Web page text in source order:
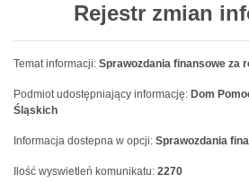
Rejestr zmian
Temat informacji: Sprawozdania finansowe za
Podmiot udostępniający informację: Dom
Śląskich
Informacja dostepna w opcji: Sprawozdania
Ilość wyswietleń komunikatu: 2270